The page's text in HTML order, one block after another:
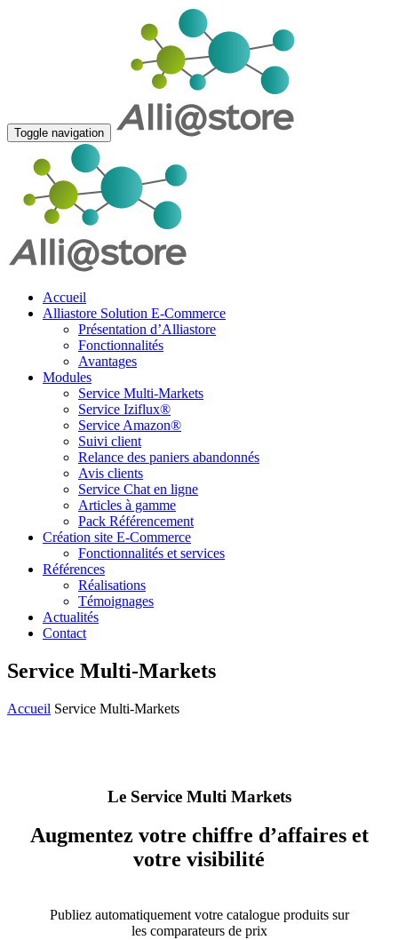
Toggle navigation
Accueil
Alliastore Solution E-Commerce
Présentation d’Alliastore
Fonctionnalités
Avantages
Modules
Service Multi-Markets
Service Iziflux®
Service Amazon®
Suivi client
Relance des paniers abandonnés
Avis clients
Service Chat en ligne
Articles à gamme
Pack Référencement
Création site E-Commerce
Fonctionnalités et services
Références
Réalisations
Témoignages
Actualités
Contact
Service Multi-Markets
Accueil Service Multi-Markets
Le Service Multi Markets
Augmentez votre chiffre d’affaires et
votre visibilité
Publiez automatiquement votre catalogue produits sur
les comparateurs de prix